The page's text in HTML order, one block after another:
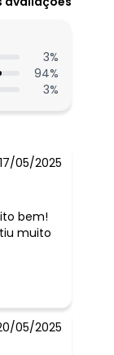
3%
94%
3%
17/05/2025
bem!
muito
05/2025